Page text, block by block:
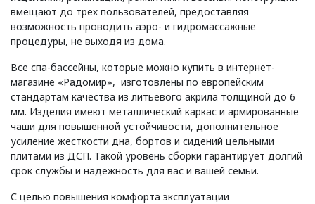
вмещают до трех пользователей, предоставляя
возможность проводить аэро- и гидромассажные
процедуры, не выходя из дома.
Все спа-бассейны, которые можно купить в интернет-
магазине «Радомир», изготовлены по европейским
стандартам качества из литьевого акрила толщиной до 6
мм. Изделия имеют металлический каркас и армированные
чаши для повышенной устойчивости, дополнительное
усиление жесткости дна, бортов и сидений цельными
плитами из ДСП. Такой уровень сборки гарантирует долгий
срок службы и надежность для вас и вашей семьи.
С целью повышения комфорта эксплуатации